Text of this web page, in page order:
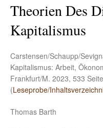
Theorien Des
Kapitalismus
Carstensen/Schaupp/
Kapitalismus: Arbeit,
Frankfurt/M. 2023, 533
(Leseprobe/
Thomas Barth